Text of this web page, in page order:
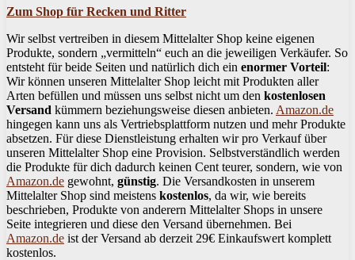
Zum Shop für Recken und Ritter
Wir selbst vertreiben in diesem Mittelalter Shop keine eigenen
Produkte, sondern „vermitteln“ euch an die jeweiligen Verkäufer. So
entsteht für beide Seiten und natürlich dich ein enormer Vorteil:
Wir können unseren Mittelalter Shop leicht mit Produkten aller
Arten befüllen und müssen uns selbst nicht um den kostenlosen
Versand kümmern beziehungsweise diesen anbieten. Amazon.de
hingegen kann uns als Vertriebsplattform nutzen und mehr Produkte
absetzen. Für diese Dienstleistung erhalten wir pro Verkauf über
unseren Mittelalter Shop eine Provision. Selbstverständlich werden
die Produkte für dich dadurch keinen Cent teurer, sondern, wie von
Amazon.de gewohnt, günstig. Die Versandkosten in unserem
Mittelalter Shop sind meistens kostenlos, da wir, wie bereits
beschrieben, Produkte von anderern Mittelalter Shops in unsere
Seite integrieren und diese den Versand übernehmen. Bei
Amazon.de ist der Versand ab derzeit 29€ Einkaufswert komplett
kostenlos.